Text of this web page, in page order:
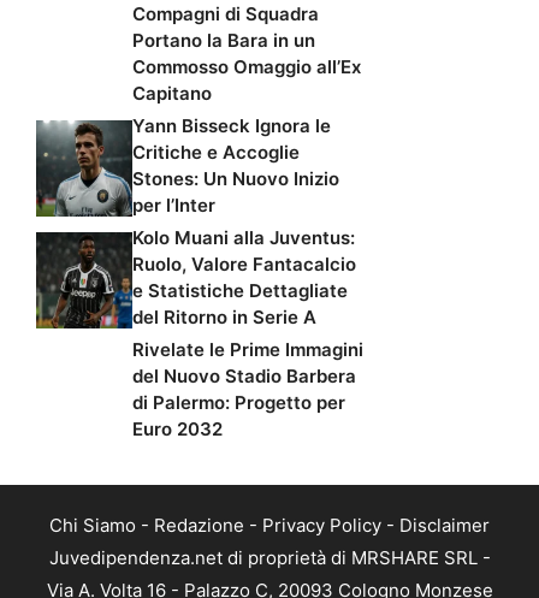
Compagni di Squadra
Portano la Bara in un
Commosso Omaggio all’Ex
Capitano
Yann Bisseck Ignora le
Critiche e Accoglie
Stones: Un Nuovo Inizio
per l’Inter
Kolo Muani alla Juventus:
Ruolo, Valore Fantacalcio
e Statistiche Dettagliate
del Ritorno in Serie A
Rivelate le Prime Immagini
del Nuovo Stadio Barbera
di Palermo: Progetto per
Euro 2032
Chi Siamo - Redazione - Privacy Policy - Disclaimer
Juvedipendenza.net di proprietà di MRSHARE SRL -
Via A. Volta 16 - Palazzo C, 20093 Cologno Monzese